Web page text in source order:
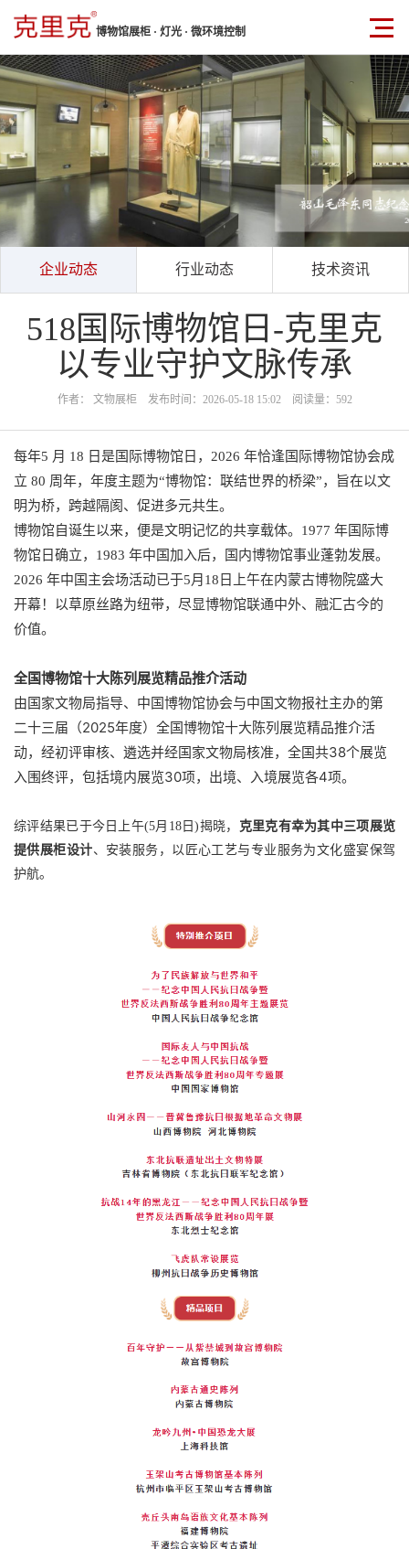
博物馆展柜 · 灯光 · 微环境控制
企业动态 行业动态 技术资讯
518国际博物馆日-克里克
以专业守护文脉传承
作者： 文物展柜 发布时间：2026-05-18 15:02 阅读量：592
每年5 月 18 日是国际博物馆日，2026 年恰逢国际博物馆协会成
立 80 周年，年度主题为“博物馆：联结世界的桥梁”，旨在以文
明为桥，跨越隔阂、促进多元共生。
博物馆自诞生以来，便是文明记忆的共享载体。1977 年国际博
物馆日确立，1983 年中国加入后，国内博物馆事业蓬勃发展。
2026 年中国主会场活动已于5月18日上午在内蒙古博物院盛大
开幕！以草原丝路为纽带，尽显博物馆联通中外、融汇古今的
价值。
全国博物馆十大陈列展览精品推介活动
由国家文物局指导、中国博物馆协会与中国文物报社主办的第
二十三届（2025年度）全国博物馆十大陈列展览精品推介活
动， 经初评审核、遴选并经国家文物局核准，全国共38个展览
入围终评，包括境内展览30项，出境、入境展览各4项。
综评结果已于今日上午(5月18日)揭晓， 克里克有幸为其中三项展览
提供展柜设计、安装服务 ，以匠心工艺与专业服务为文化盛宴保驾
护航。